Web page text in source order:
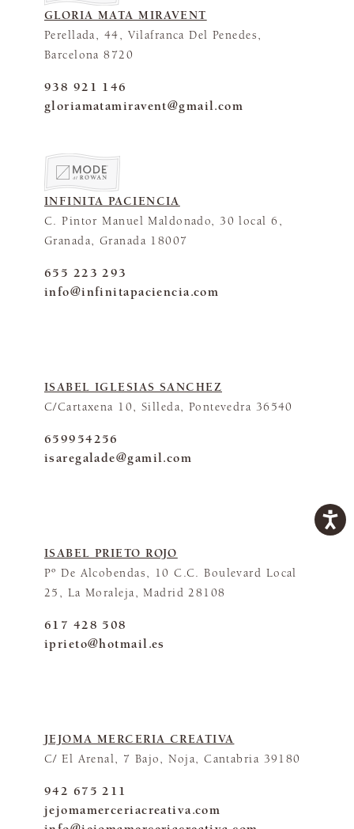
GLORIA MATA MIRAVENT
Perellada, 44, Vilafranca Del Penedes,
Barcelona 8720
938 921 146
gloriamatamiravent@gmail.com
INFINITA PACIENCIA
C. Pintor Manuel Maldonado, 30 local 6,
Granada, Granada 18007
655 223 293
info@infinitapaciencia.com
ISABEL IGLESIAS SANCHEZ
C/Cartaxena 10, Silleda, Pontevedra 36540
659954256
isaregalade@gamil.com
ISABEL PRIETO ROJO
Pº De Alcobendas, 10 C.C. Boulevard Local
25, La Moraleja, Madrid 28108
617 428 508
iprieto@hotmail.es
JEJOMA MERCERIA CREATIVA
C/ El Arenal, 7 Bajo, Noja, Cantabria 39180
942 675 211
jejomamerceriacreativa.com